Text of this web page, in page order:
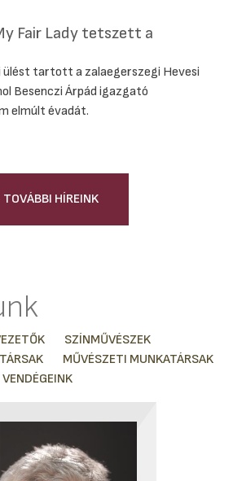
Fair Lady tetszett a
tartott a zalaegerszegi Hevesi
Besenczi Árpád igazgató
elmúlt évadát.
TOVÁBBI HÍREINK
SZÍNMŰVÉSZEK
MŰVÉSZETI MUNKATÁRSAK
VENDÉGEINK